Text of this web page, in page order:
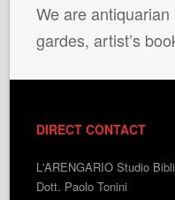
We are
gardes, artist’s
DIRECT CONTACT
L'ARENGARIO Studio
Dott. Paolo Tonini